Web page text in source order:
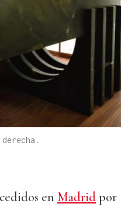
en Madridpor